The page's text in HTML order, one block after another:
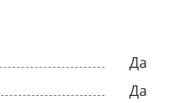
Да
Да